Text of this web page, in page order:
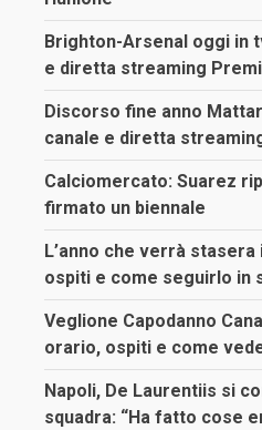
Brighton-Arsenal oggi in
e diretta streaming
Discorso fine anno
canale e diretta
Calciomercato: Suarez
firmato un biennale
L’anno che verrà
ospiti e come seguirlo in
Veglione Capodanno
orario, ospiti e come
Napoli, De Laurentiis si
squadra: “Ha fatto cose